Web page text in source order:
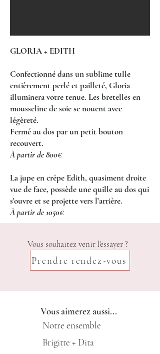
GLORIA + EDITH
Confectionné dans un sublime tulle
entièrement perlé et pailleté, Gloria
illuminera votre tenue. Les bretelles en
mousseline de soie se nouent avec
légèreté.
Fermé au dos par un petit bouton
recouvert.
À partir de 800€
La jupe en crêpe Edith, quasiment droite
vue de face, possède une quille au dos qui
s'ouvre et se projette vers l'arrière.
À partir de 1050€
Vous souhaitez venir l'essayer ?
Prendre rendez-vous
Vous aimerez aussi...
Notre ensemble
Brigitte + Dita